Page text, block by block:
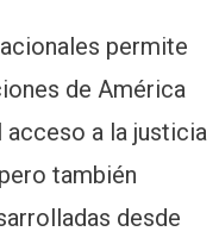
permite
de América
acceso a la justicia
también
desde